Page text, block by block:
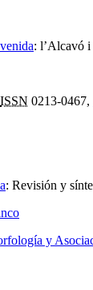
: l’Alcavó i
ISSN 0213-0467,
: Revisión y
y